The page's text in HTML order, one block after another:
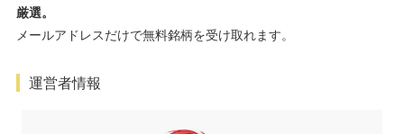
厳選。
メールアドレスだけで無料銘柄を受け取れます。
運営者情報